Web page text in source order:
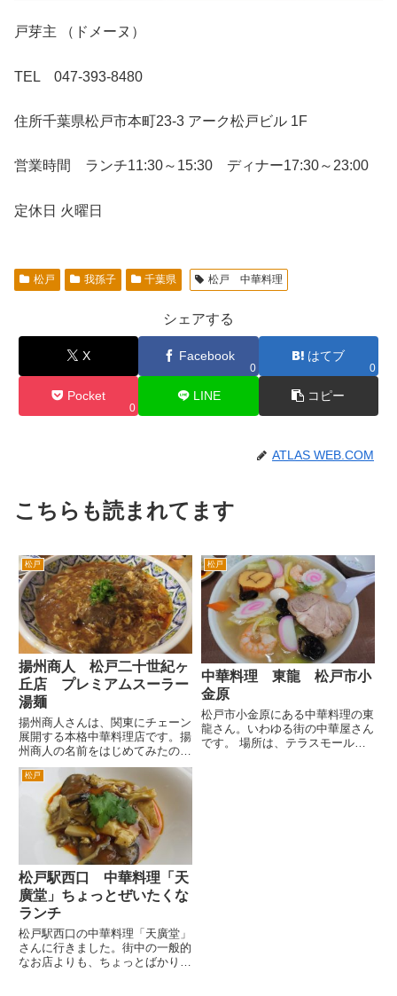
戸芽主 （ドメーヌ）
TEL 047-393-8480
住所千葉県松戸市本町23-3 アーク松戸ビル 1F
営業時間 ランチ11:30～15:30 ディナー17:30～23:00
定休日 火曜日
松戸 我孫子 千葉県 松戸 中華料理
シェアする
X Facebook
0
はてブ
0
Pocket
0
LINE コピー
ATLAS WEB.COM
こちらも読まれてます
松戸
揚州商人 松戸二十世紀ヶ
丘店 プレミアムスーラー
湯麺
揚州商人さんは、関東にチェーン
展開する本格中華料理店です。揚
州商人の名前をはじめてみたの
は、30年ぐらい前に目黒のお店
のことが雑誌にでていたのをみま
した。 その後すぐ新松戸のダ
イエー通り西馬橋よりにお店がで
きて、中国の雰囲気の店内と本格
松戸
中華料理 東龍 松戸市小
金原
松戸市小金原にある中華料理の東
龍さん。いわゆる街の中華屋さん
です。 場所は、テラスモール松
松戸
松戸駅西口 中華料理「天
廣堂」ちょっとぜいたくな
ランチ
松戸駅西口の中華料理「天廣堂」
さんに行きました。街中の一般的
なお店よりも、ちょっとばかり高